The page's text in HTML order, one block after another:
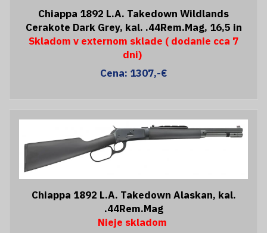
Chiappa 1892 L.A. Takedown Wildlands
Cerakote Dark Grey, kal. .44Rem.Mag, 16,5 in
Skladom v externom sklade ( dodanie cca 7
dni)
Cena: 1307,-€
Chiappa 1892 L.A. Takedown Alaskan, kal.
.44Rem.Mag
Nieje skladom